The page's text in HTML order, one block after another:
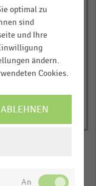
Euro
© Handelsdaten 2026
optimal zu
sind
und Ihre
ändern.
Cookies.
ABLEHNEN